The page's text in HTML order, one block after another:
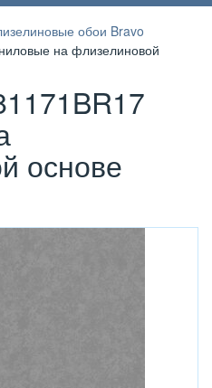
обои Bravo
на флизелиновой
основе